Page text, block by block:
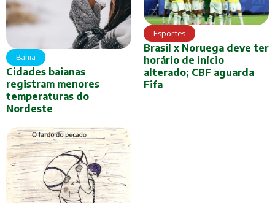
Bahia
Cidades baianas
registram menores
temperaturas do
Nordeste
Esportes
Brasil x Noruega deve ter
horário de início
alterado; CBF aguarda
Fifa